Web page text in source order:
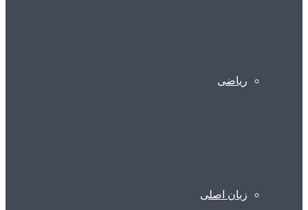
ریاضی
زبان اصلی